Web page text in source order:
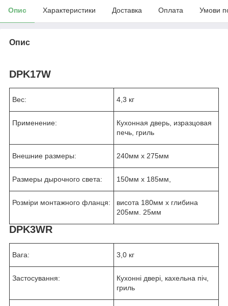
Опис Характеристики Доставка Оплата Умови
Опис
DPK17W
Вес: 4,3 кг
Применение:
Кухонная дверь, изразцовая
печь, гриль
Внешние размеры: 240мм х 275мм
Размеры дырочного света: 150мм х 185мм,
Розміри монтажного фланця:
висота 180мм х глибина
205мм. 25мм
DPK3WR
Вага: 3,0 кг
Застосування:
Кухонні двері, кахельна піч,
гриль